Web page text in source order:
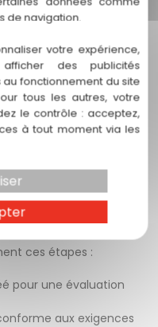
tout au long du
à la finalisation des
assurant la
COUVRE T.C
à Tournefeuille
EN CHARGE EN CAS
?
ces étapes :
pour une évaluation
aux exigences
de navigation.
votre expérience,
des publicités
fonctionnement du site
tous les autres, votre
le contrôle : acceptez,
à tout moment via les